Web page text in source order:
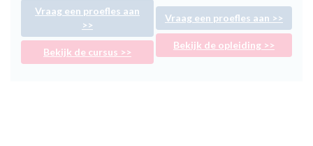
Vraag een proefles aan
>>
Bekijk de cursus >>
Vraag een proefles aan >>
Bekijk de opleiding >>